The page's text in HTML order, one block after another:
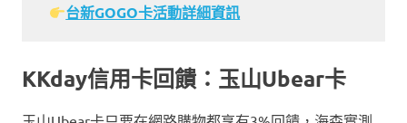
台新GOGO卡活動詳細資訊
KKday信用卡回饋：玉山Ubear卡